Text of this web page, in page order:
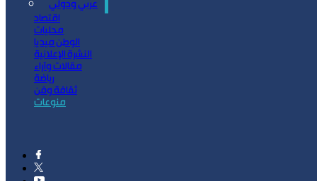
عربي ودولي
اقتصاد
محليات
الوطن ميديا
النشرة الإعلانية
مقالات وآراء
رياضة
ثقافة وفن
منوعات